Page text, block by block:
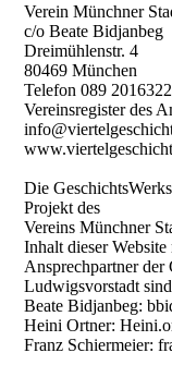
Verein Münchner
c/o Beate Bidjanbeg
Dreimühlenstr. 4
80469 München
Telefon 089 2016322
Vereinsregister des
Die
Projekt des
Vereins Münchner
Inhalt dieser
Ansprechpartner der
Ludwigsvorstadt
Beate Bidjanbeg:
Heini Ortner:
Franz Schiermeier: